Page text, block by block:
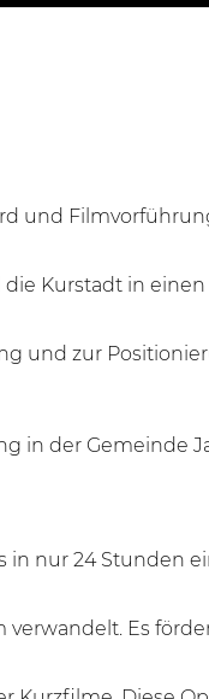
und
Kurstadt in einen
und zur
in der Gemeinde
in nur 24 Stunden
verwandelt. Es